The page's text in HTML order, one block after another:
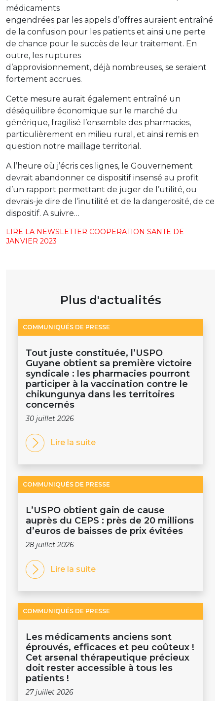
médicaments
engendrées par les appels d’offres auraient entraîné
de la confusion pour les patients et ainsi une perte
de chance pour le succès de leur traitement. En
outre, les ruptures
d’approvisionnement, déjà nombreuses, se seraient
fortement accrues.
Cette mesure aurait également entraîné un
déséquilibre économique sur le marché du
générique, fragilisé l’ensemble des pharmacies,
particulièrement en milieu rural, et ainsi remis en
question notre maillage territorial.
A l’heure où j’écris ces lignes, le Gouvernement
devrait abandonner ce dispositif insensé au profit
d’un rapport permettant de juger de l’utilité, ou
devrais-je dire de l’inutilité et de la dangerosité, de ce
dispositif. A suivre…
LIRE LA NEWSLETTER COOPERATION SANTE DE
JANVIER 2023
Plus d'actualités
COMMUNIQUÉS DE PRESSE
Tout juste constituée, l’USPO
Guyane obtient sa première victoire
syndicale : les pharmacies pourront
participer à la vaccination contre le
chikungunya dans les territoires
concernés
30 juillet 2026
Lire la suite
COMMUNIQUÉS DE PRESSE
L’USPO obtient gain de cause
auprès du CEPS : près de 20 millions
d’euros de baisses de prix évitées
28 juillet 2026
Lire la suite
COMMUNIQUÉS DE PRESSE
Les médicaments anciens sont
éprouvés, efficaces et peu coûteux !
Cet arsenal thérapeutique précieux
doit rester accessible à tous les
patients !
27 juillet 2026